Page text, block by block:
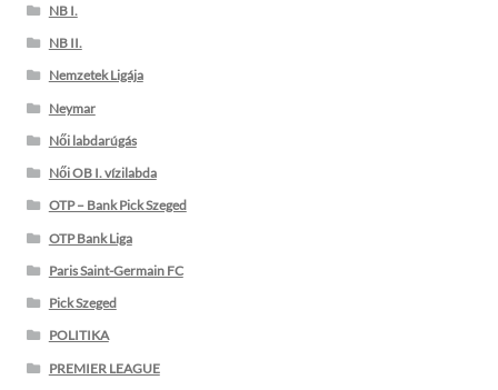
NB I.
NB II.
Nemzetek Ligája
Neymar
Női labdarúgás
Női OB I. vízilabda
OTP – Bank Pick Szeged
OTP Bank Liga
Paris Saint-Germain FC
Pick Szeged
POLITIKA
PREMIER LEAGUE